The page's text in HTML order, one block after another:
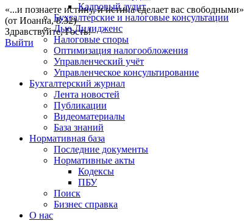
«...и познаете истину, и истина сделает вас свободными»
(от Иоанна, 8:32)
Здравствуйте,Гость!
Выйти
Кадровый аудит
Бухгалтерские и налоговые консультации
Дью Дилидженс
Налоговые споры
Оптимизация налогообложения
Управленческий учёт
Управленческое консультирование
Бухгалтерский журнал
Лента новостей
Публикации
Видеоматериалы
База знаний
Нормативная база
Последние документы
Нормативные акты
Кодексы
ПБУ
Поиск
Бизнес справка
О нас